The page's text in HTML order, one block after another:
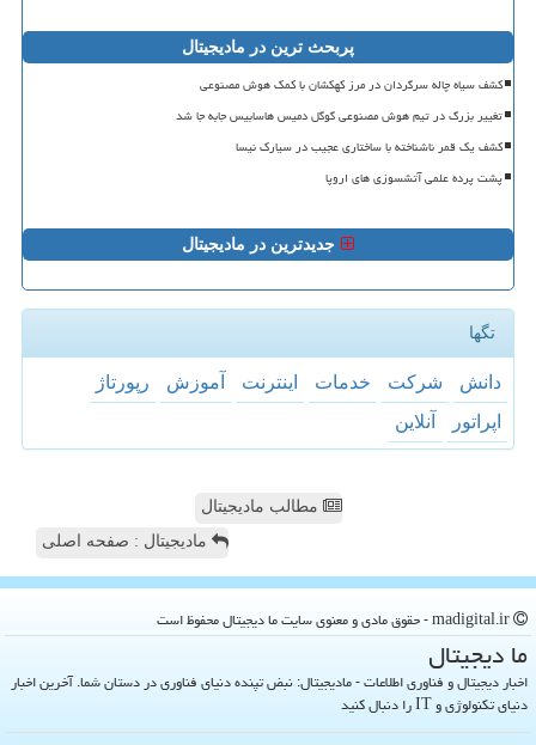
پربحث ترین در مادیجیتال
کشف سیاه چاله سرگردان در مرز کهکشان با کمک هوش مصنوعی
تغییر بزرگ در تیم هوش مصنوعی گوگل دمیس هاسابیس جابه جا شد
کشف یک قمر ناشناخته با ساختاری عجیب در سیارک نیسا
پشت پرده علمی آتشسوزی های اروپا
جدیدترین در مادیجیتال
تگها
دانش شركت خدمات اینترنت آموزش
رپورتاژ
اپراتور
آنلاین
مطالب مادیجیتال
مادیجیتال : صفحه اصلی
ما دیجیتال
اخبار دیجیتال و فناوری اطلاعات - مادیجیتال: نبض تپنده دنیای فناوری در دستان شما. آخرین اخبار
دنیای تکنولوژی و IT را دنبال کنید